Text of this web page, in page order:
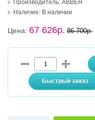
Производитель: ABBER
Наличие: В наличии
Цена: 67 626р. 86 700р.